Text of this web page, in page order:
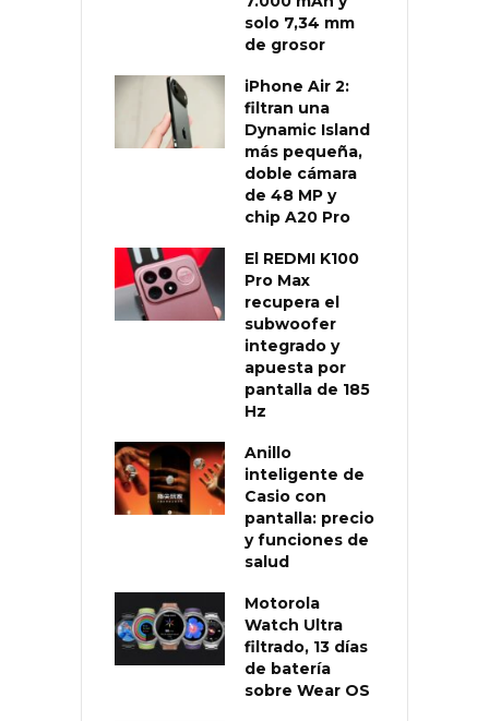
solo 7,34 mm
de grosor
iPhone Air 2:
filtran una
Dynamic Island
más pequeña,
doble cámara
de 48 MP y
chip A20 Pro
El REDMI K100
Pro Max
recupera el
subwoofer
integrado y
apuesta por
pantalla de 185
Hz
Anillo
inteligente de
Casio con
pantalla: precio
y funciones de
salud
Motorola
Watch Ultra
filtrado, 13 días
de batería
sobre Wear OS